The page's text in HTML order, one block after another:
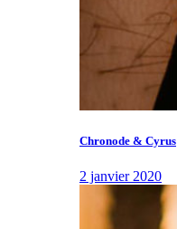
Chronode & Cyrus
2 janvier 2020